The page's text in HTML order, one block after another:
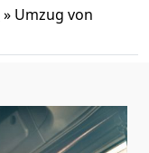
» Umzug von